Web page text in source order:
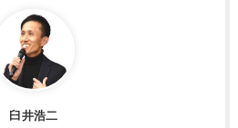
臼井浩二